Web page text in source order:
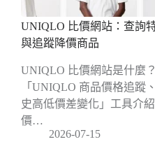
UNIQLO 比價網站：查詢
與追蹤降價商品
UNIQLO 比價網站是什麼
「UNIQLO 商品價格追蹤
史高低價差變化」工具介
價…
2026-07-15